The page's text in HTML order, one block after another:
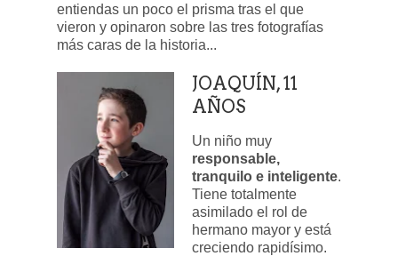
entiendas un poco el prisma tras el que
vieron y opinaron sobre las tres fotografías
más caras de la historia...
JOAQUÍN, 11
AÑOS
Un niño muy
responsable,
tranquilo e inteligente.
Tiene totalmente
asimilado el rol de
hermano mayor y está
creciendo rapidísimo.